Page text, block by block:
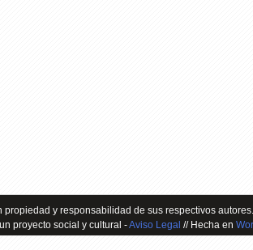
propiedad y responsabilidad de sus respectivos
proyecto social y cultural -Aviso Legal // Hecha en